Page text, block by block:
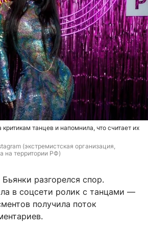
танцев и напомнила, что считает их
(экстремистская организация,
на территории РФ)
разгорелся спор.
в соцсети ролик с танцами —
получила поток